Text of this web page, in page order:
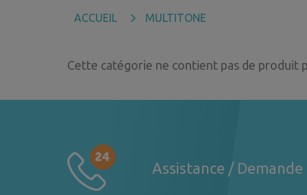
ACCUEIL MULTITONE
Cette catégorie ne contient pas de produit
Assistance /